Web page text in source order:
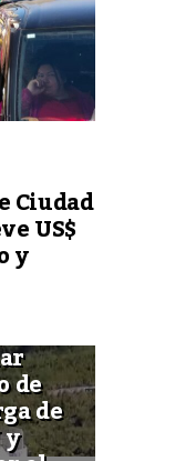
Ciudad
US$
y
de
de